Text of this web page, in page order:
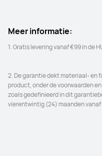
Meer informatie:
2. De garantie dekt materiaal- en
product, onder de voorwaarden
zoals gedefinieerd in dit
vierentwintig (24) maanden